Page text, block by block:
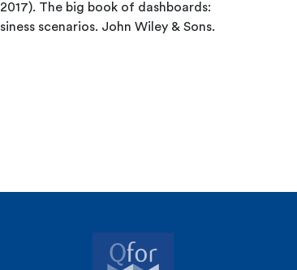
The big book of dashboards:
scenarios. John Wiley & Sons.